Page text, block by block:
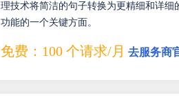
理技术将简洁的句子转换为更精细和详
功能的一个关键方面。
免费：100 个请求/月 去服务商